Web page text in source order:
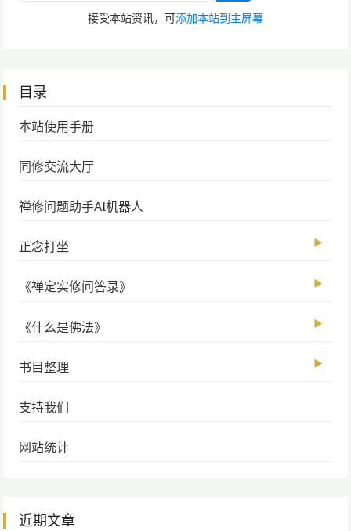
接受本站资讯，可添加本站到主屏幕
目录
本站使用手册
同修交流大厅
禅修问题助手AI机器人
正念打坐 ▶
《禅定实修问答录》 ▶
《什么是佛法》 ▶
书目整理 ▶
支持我们
网站统计
近期文章